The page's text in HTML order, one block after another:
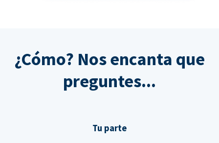
¿Cómo? Nos encanta que
preguntes...
Tu parte